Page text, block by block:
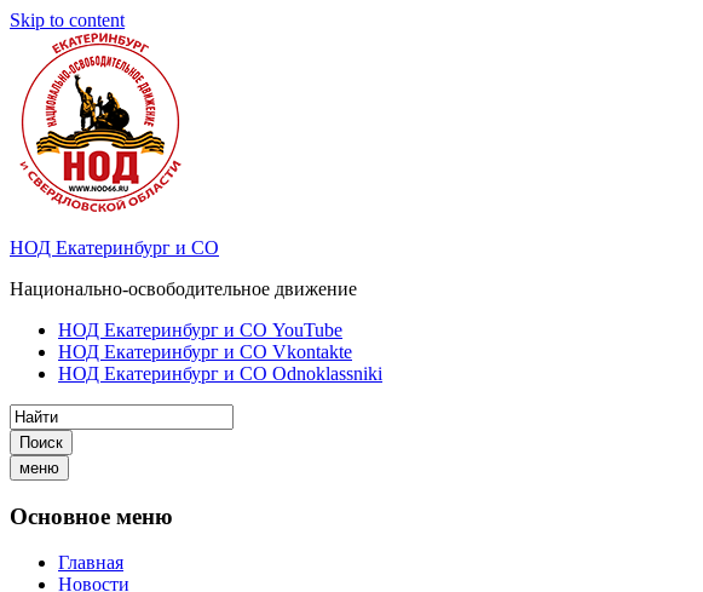
Skip to content
НОД Екатеринбург и СО
Национально-освободительное движение
НОД Екатеринбург и СО YouTube
НОД Екатеринбург и СО Vkontakte
НОД Екатеринбург и СО Odnoklassniki
Поиск
меню
Основное меню
Главная
Новости